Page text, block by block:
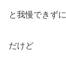
と我慢できず
だけど